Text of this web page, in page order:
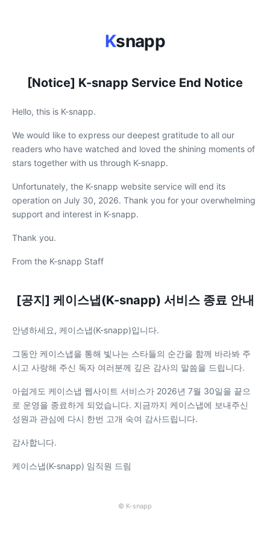
Ksnapp
[Notice] K-snapp Service End Notice
Hello, this is K-snapp.
We would like to express our deepest gratitude to all our
readers who have watched and loved the shining moments of
stars together with us through K-snapp.
Unfortunately, the K-snapp website service will end its
operation on July 30, 2026. Thank you for your overwhelming
support and interest in K-snapp.
Thank you.
From the K-snapp Staff
[공지] 케이스냅(K-snapp) 서비스 종료 안내
안녕하세요, 케이스냅(K-snapp)입니다.
그동안 케이스냅을 통해 빛나는 스타들의 순간을 함께 바라봐 주
시고 사랑해 주신 독자 여러분께 깊은 감사의 말씀을 드립니다.
아쉽게도 케이스냅 웹사이트 서비스가 2026년 7월 30일을 끝으
로 운영을 종료하게 되었습니다. 지금까지 케이스냅에 보내주신
성원과 관심에 다시 한번 고개 숙여 감사드립니다.
감사합니다.
케이스냅(K-snapp) 임직원 드림
© K-snapp